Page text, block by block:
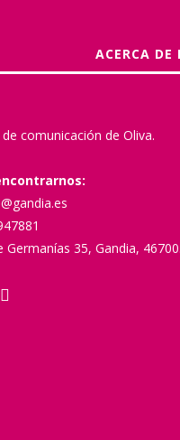
ACERCA DE
comunicación de Oliva.
Germanías 35, Gandia,